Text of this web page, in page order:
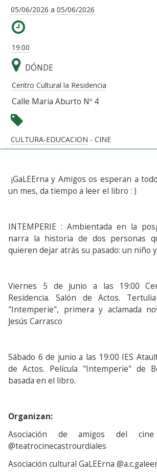
05/06/2026 a 05/06/2026
19:00
DÓNDE
Centro Cultural la Residencia
Calle María Aburto Nº 4
CULTURA-EDUCACION - CINE
¡GaLEErna y Amigos os esperan a
un mes, da tiempo a leer el libro : )
INTEMPERIE : Ambientada en la
narra la historia de dos personas
quieren dejar atrás su pasado: un niño
Viernes 5 de junio a las 19:00
Residencia. Salón de Actos.
"Intemperie", primera y aclamada
Jesús Carrasco
Sábado 6 de junio a las 19:00 IES
de Actos. Película "Intemperie" de
basada en el libro.
Organizan:
Asociación de amigos del
@teatrocinecastrourdiales
Asociación cultural GaLEErna